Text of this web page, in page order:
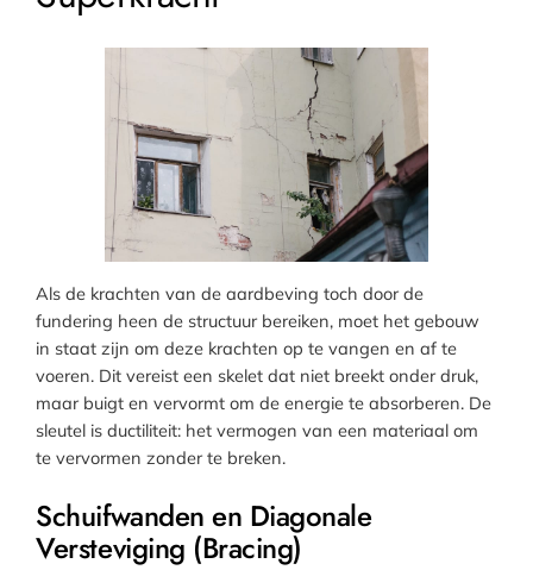
Als de krachten van de aardbeving toch door de
fundering heen de structuur bereiken, moet het gebouw
in staat zijn om deze krachten op te vangen en af te
voeren. Dit vereist een skelet dat niet breekt onder druk,
maar buigt en vervormt om de energie te absorberen. De
sleutel is ductiliteit: het vermogen van een materiaal om
te vervormen zonder te breken.
Schuifwanden en Diagonale
Versteviging (Bracing)